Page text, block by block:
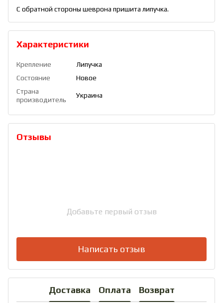
С обратной стороны шеврона пришита липучка.
Характеристики
Крепление
Липучка
Состояние
Новое
Страна
производитель
Украина
Отзывы
Добавьте первый отзыв
Написать отзыв
Доставка Оплата Возврат